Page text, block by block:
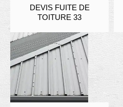
DEVIS FUITE DE
TOITURE 33